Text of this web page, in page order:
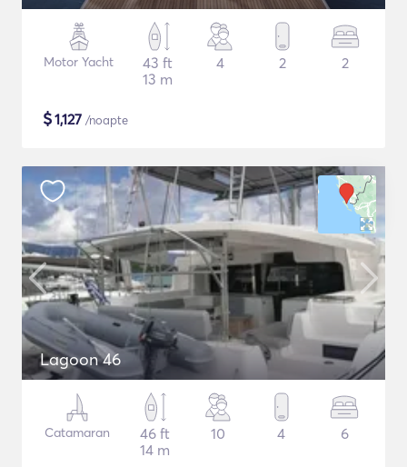
Motor Yacht
43 ft
13 m
4 2 2
$1,127 /noapte
Lagoon 46
Catamaran
46 ft
14 m
10 4 6